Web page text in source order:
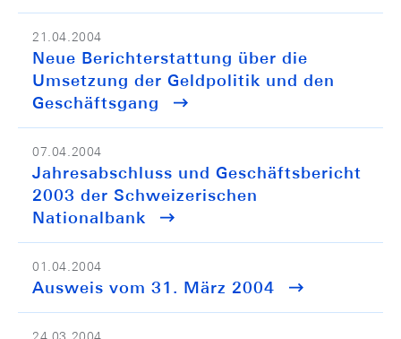
21.04.2004
Neue Berichterstattung über die
Umsetzung der Geldpolitik und den
Geschäftsgang
07.04.2004
Jahresabschluss und Geschäftsbericht
2003 der Schweizerischen
Nationalbank
01.04.2004
Ausweis vom 31. März 2004